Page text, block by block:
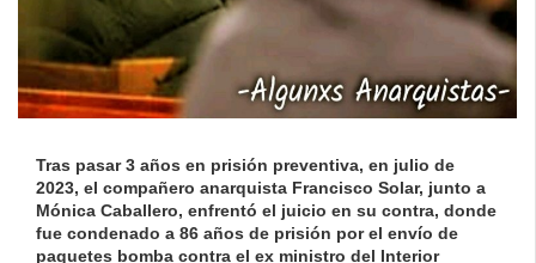
Tras pasar 3 años en prisión preventiva, en julio de
2023, el compañero anarquista Francisco Solar, junto a
Mónica Caballero, enfrentó el juicio en su contra, donde
fue condenado a 86 años de prisión por el envío de
paquetes bomba contra el ex ministro del Interior